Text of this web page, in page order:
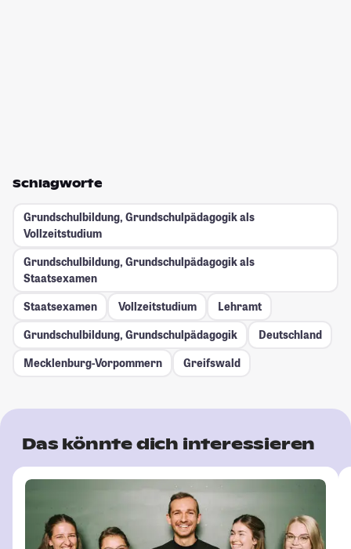
Schlagworte
Grundschulbildung, Grundschulpädagogik als
Vollzeitstudium
Grundschulbildung, Grundschulpädagogik als
Staatsexamen
Staatsexamen
Vollzeitstudium
Lehramt
Grundschulbildung, Grundschulpädagogik
Deutschland
Mecklenburg-Vorpommern
Greifswald
Das könnte dich interessieren